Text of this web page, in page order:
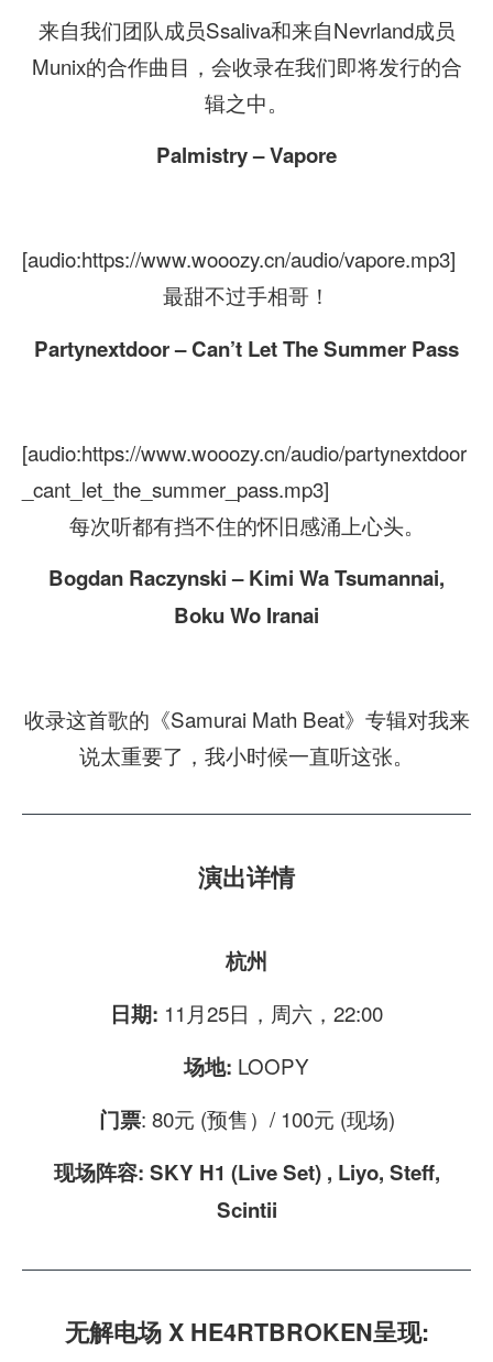
来自我们团队成员Ssaliva和来自Nevrland成员
Munix的合作曲目，会收录在我们即将发行的合
辑之中。
Palmistry – Vapore
[audio:https://www.wooozy.cn/audio/vapore.mp3]
最甜不过手相哥！
Partynextdoor – Can’t Let The Summer Pass
[audio:https://www.wooozy.cn/audio/partynextdoor
_cant_let_the_summer_pass.mp3]
每次听都有挡不住的怀旧感涌上心头。
Bogdan Raczynski – Kimi Wa Tsumannai,
Boku Wo Iranai
收录这首歌的《Samurai Math Beat》专辑对我来
说太重要了，我小时候一直听这张。
演出详情
杭州
日期: 11月25日，周六，22:00
场地: LOOPY
门票: 80元 (预售）/ 100元 (现场)
现场阵容: SKY H1 (Live Set) , Liyo, Steff,
Scintii
无解电场X HE4RTBROKEN呈现: